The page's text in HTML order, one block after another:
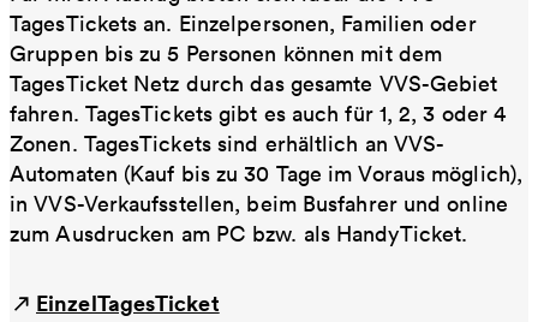
TagesTickets an. Einzelpersonen, Familien oder
Gruppen bis zu 5 Personen können mit dem
TagesTicket Netz durch das gesamte VVS-Gebiet
fahren. TagesTickets gibt es auch für 1, 2, 3 oder 4
Zonen. TagesTickets sind erhältlich an VVS-
Automaten (Kauf bis zu 30 Tage im Voraus möglich),
in VVS-Verkaufsstellen, beim Busfahrer und online
zum Ausdrucken am PC bzw. als HandyTicket.
EinzelTagesTicket